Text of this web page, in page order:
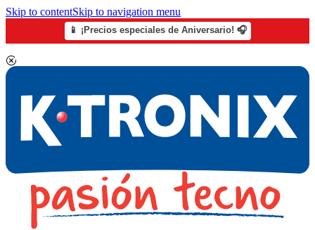
Skip to contentSkip to navigation menu
📱 ¡Precios especiales de Aniversario! 🎧